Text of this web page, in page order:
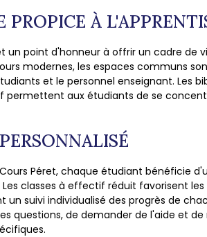
PROPICE À
un point d'honneur à offrir un cadre de
modernes, les espaces communs
et le personnel enseignant. Les
permettent aux étudiants de se
Péret, chaque étudiant bénéficie
classes à effectif réduit favorisent
un suivi individualisé des progrès de
questions, de demander de l'aide et